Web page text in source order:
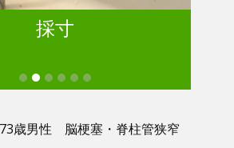
採寸
歳男性 脳梗塞・脊柱管狭窄